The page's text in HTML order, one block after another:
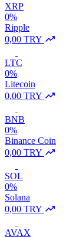
XRP
0%
Ripple
0,00 TRY
LTC
0%
Litecoin
0,00 TRY
BNB
0%
Binance Coin
0,00 TRY
SOL
0%
Solana
0,00 TRY
AVAX